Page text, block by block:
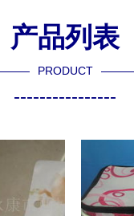
产品列表
PRODUCT
----------------